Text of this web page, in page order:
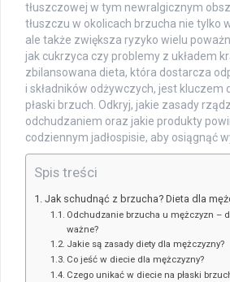
tłuszczowej w tym newralgicznym
tłuszczu w okolicach brzucha nie tylko
ale także zwiększa ryzyko wielu
jak cukrzyca czy problemy z układem
zbilansowana dieta, która dostarcza
i składników odżywczych, jest kluczem
płaski brzuch. Odkryj, jakie zasady
odchudzaniem oraz jakie produkty
codziennym jadłospisie, aby osiągnąć
Spis treści
Jak schudnąć z brzucha? Dieta dla
Odchudzanie brzucha u mężczyzn –
ważne?
Jakie są zasady diety dla mężczyzny?
Co jeść w diecie dla mężczyzny?
Czego unikać w diecie na płaski